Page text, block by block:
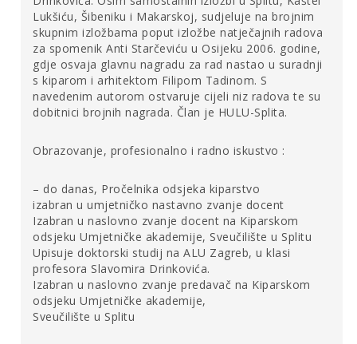
elemenata unutar njega čine jedan „entitet“ (važno je ono
opće, a ne pojedinačno) i naglasak je na iskustvu
(„aktivnog“) promatrača, a ne na „temi ili materijalu“.[2]
Jozićevo „krdo“ (i u svjetlu Krda) koncentrirani pogled
promatrača predstavlja grabežljivca od kojeg se ono
„brani“. Pri susretu „predatorskog promatrača“ s njime – a
u nemogućnosti promatrača da u potpunosti „konzumira“
pojedinačne likovne elemente, pa tako i cjelinu što ih
sadrži – urušava se centrirana perspektiva gledajućeg
prstenaste formacije kruži kao gladni vuk.
O svom radu Robert Jozić kaže ono što i sami
naslućujemo prilazeći toj instalaciji: prikazano je krdo
gnuova u kružnom obrambenom stavu. Figurativno
rečeno, taj iskaz izbačaj je kamenčića u vodu, ishodište
koncentričnoga širenja hermeneutičkoga kruga u čijim
slojevima se nakupljaju dojmovi o tome što bi to moglo
Lukšiću, Šibeniku i Makarskoj, sudjeluje na brojnim
skupnim izložbama poput izložbe natječajnih radova
za spomenik Anti Starčeviću u Osijeku 2006. godine,
gdje osvaja glavnu nagradu za rad nastao u suradnji
s kiparom i arhitektom Filipom Tadinom. S
navedenim autorom ostvaruje cijeli niz radova te su
dobitnici brojnih nagrada. Član je HULU-Splita.
Obrazovanje, profesionalno i radno iskustvo :
– do danas, Pročelnika odsjeka kiparstvo
izabran u umjetničko nastavno zvanje docent
Izabran u naslovno zvanje docent na Kiparskom
odsjeku Umjetničke akademije, Sveučilište u Splitu
Upisuje doktorski studij na ALU Zagreb, u klasi
profesora Slavomira Drinkovića.
Izabran u naslovno zvanje predavač na Kiparskom
odsjeku Umjetničke akademije,
Sveučilište u Splitu